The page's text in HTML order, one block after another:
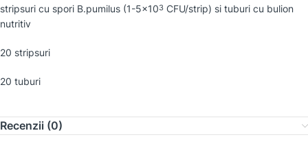
stripsuri cu spori B.pumilus (1-5×103 CFU/strip) si tuburi cu bulion
nutritiv
20 stripsuri
20 tuburi
Recenzii (0)